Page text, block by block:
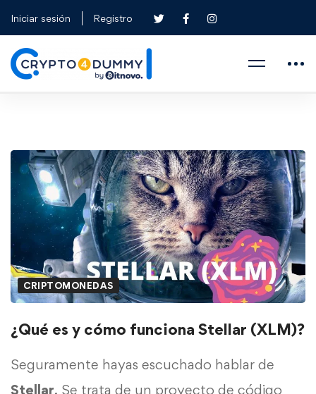
Iniciar sesión Registro
CRIPTOMONEDAS
¿Qué es y cómo funciona Stellar (XLM)?
Seguramente hayas escuchado hablar de
Stellar. Se trata de un proyecto de código